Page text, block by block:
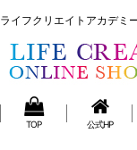
ライフクリエイトアカデ
TOP 公式HP